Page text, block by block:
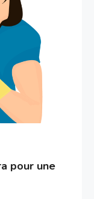
pour une